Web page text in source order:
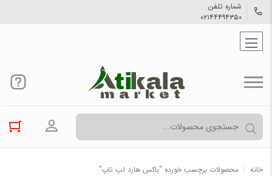
شماره تلفن
۰۲۱۴۴۴۹۴۳۵۰
ورود به
خانه / محصولات برچسب خورده “باکس هارد لپ تاپ”